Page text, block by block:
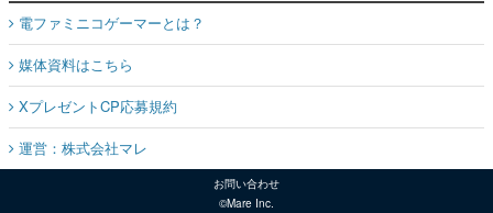
電ファミニコゲーマーとは？
媒体資料はこちら
XプレゼントCP応募規約
運営：株式会社マレ
お問い合わせ
©Mare Inc.